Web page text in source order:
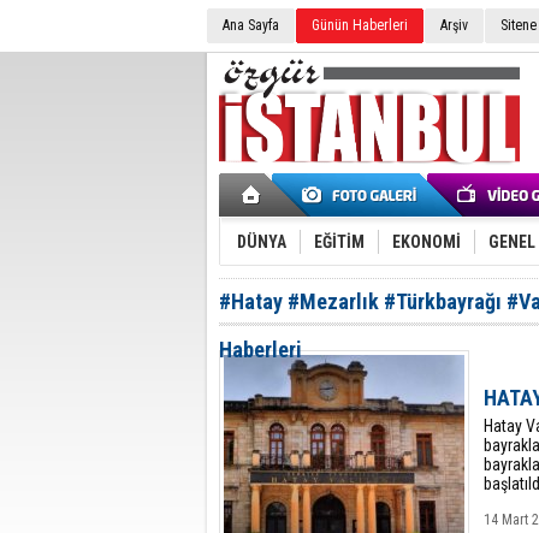
Ana Sayfa Günün Haberleri Arşiv
DÜNYA EĞİTİM EKONOMİ GENEL
#Hatay #Mezarlık #Türkbayrağı
Haberleri
Hatay
14 Mart